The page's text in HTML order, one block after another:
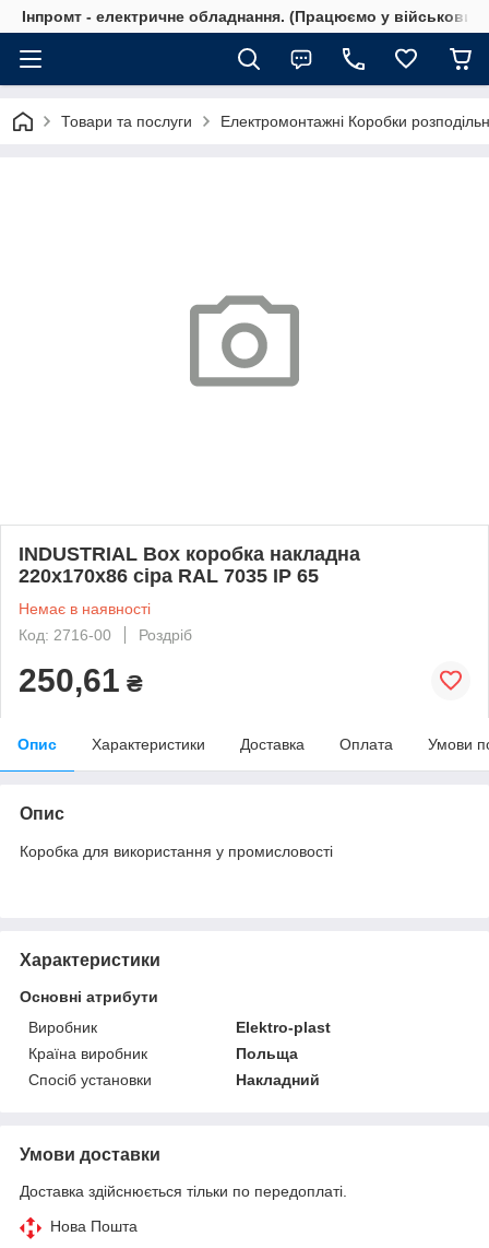
Інпромт - електричне обладнання. (Працюємо у військовий
Товари та послуги Електромонтажні Коробки
INDUSTRIAL Box коробка накладна
220x170x86 сіра RAL 7035 IP 65
Немає в наявності
Код: 2716-00
Роздріб
250,61 ₴
Опис Характеристики Доставка Оплата Умови
Опис
Коробка для використання у промисловості
Характеристики
Основні атрибути
Виробник
Elektro-plast
Країна виробник
Польща
Спосіб установки
Накладний
Умови доставки
Доставка здійснюється тільки по передоплаті.
Нова Пошта